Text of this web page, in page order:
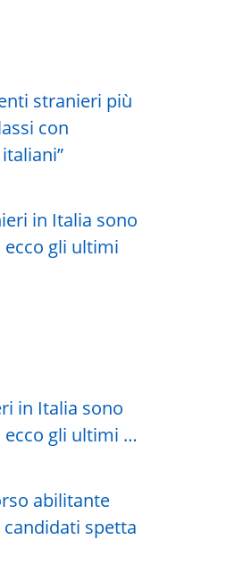
stranieri più
con
in Italia sono
ecco gli ultimi …